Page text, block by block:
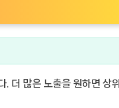
. 더 많은 노출을 원하면 상위